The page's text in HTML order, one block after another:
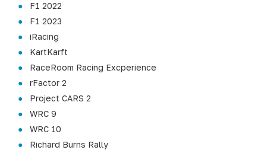
F1 2022
F1 2023
iRacing
KartKarft
RaceRoom Racing Excperience
rFactor 2
Project CARS 2
WRC 9
WRC 10
Richard Burns Rally